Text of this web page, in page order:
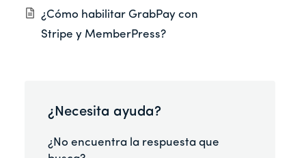
¿Cómo habilitar GrabPay con
Stripe y MemberPress?
¿Necesita ayuda?
¿No encuentra la respuesta que